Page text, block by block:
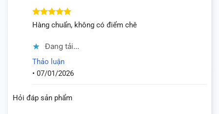
Được xếp
hạng
Hàng chuẩn, không có điểm chê
Đang tải...
Thảo luận
• 07/01/2026
Hỏi đáp sản phẩm